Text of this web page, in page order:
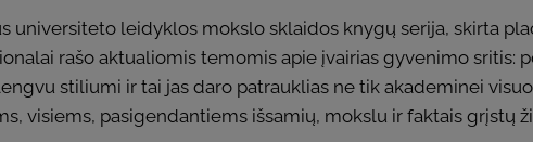
universiteto leidyklos mokslo sklaidos knygų serija, skirta
rašo aktualiomis temomis apie įvairias gyvenimo sritis:
stiliumi ir tai jas daro patrauklias ne tik akademinei
visiems, pasigendantiems išsamių, mokslu ir faktais grįstų